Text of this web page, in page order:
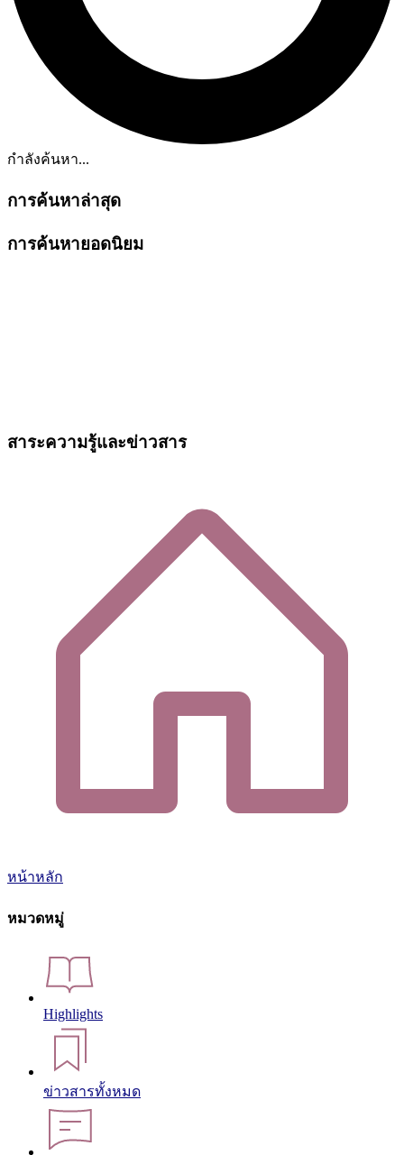
กำลังค้นหา...
การค้นหาล่าสุด
การค้นหายอดนิยม
สาระความรู้และข่าวสาร
หน้าหลัก
หมวดหมู่
Highlights
ข่าวสารทั้งหมด